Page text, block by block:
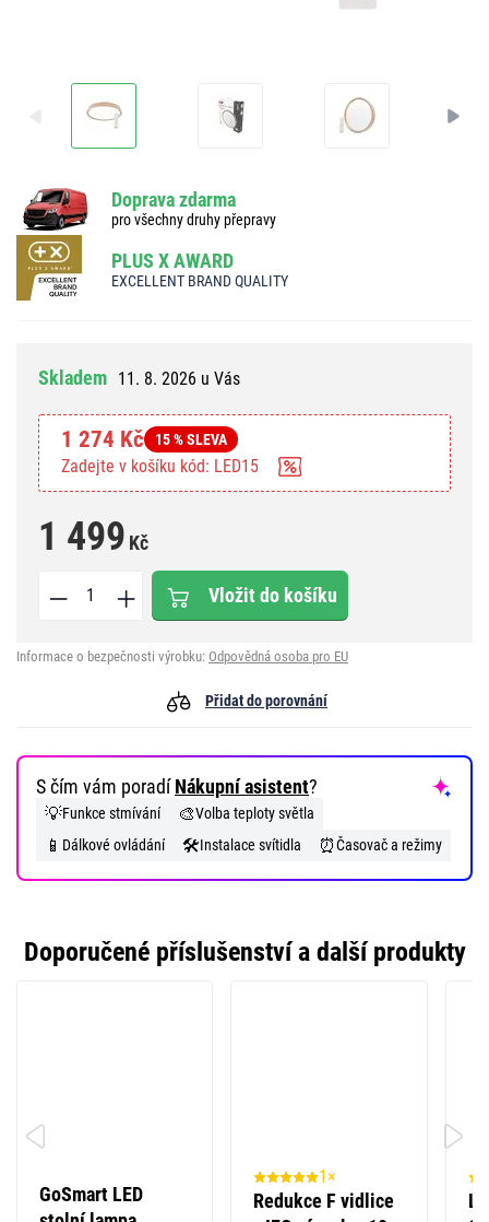
Doprava zdarma
pro všechny druhy přepravy
PLUS X AWARD
EXCELLENT BRAND QUALITY
Skladem 11. 8. 2026 u Vás
1 274 Kč 15 % SLEVA
Zadejte v košíku kód: LED15
1 499 Kč
Vložit do košíku
Informace o bezpečnosti výrobku: Odpovědná osoba pro EU
Přidat do porovnání
S čím vám poradíNákupní asistent?
💡Funkce stmívání 🎨Volba teploty světla
📱 Dálkové ovládání 🛠️Instalace svítidla ⏰Časovač a režimy
Doporučené příslušenství a další produkty
GoSmart LED
1×
Redukce F vidlice